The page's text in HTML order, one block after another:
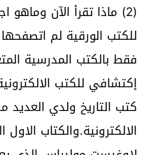
(2) ماذا تقرأ الآن وماهو
للكتب الورقية لم
فقط بالكتب المدرسية
إكتشافي للكتب
كتب التاريخ ولدي
الالكترونية.والكتاب